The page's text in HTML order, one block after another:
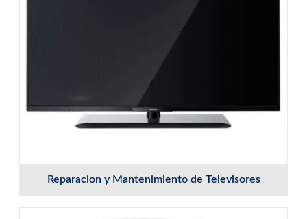
Reparacion y Mantenimiento de Televisores